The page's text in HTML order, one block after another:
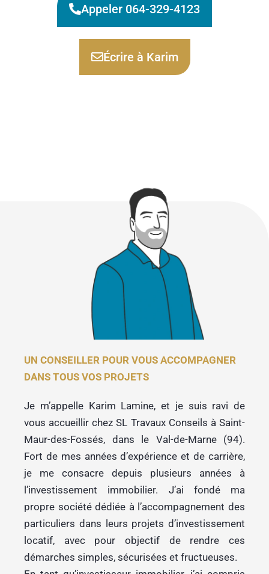
Appeler 064-329-4123
Écrire à Karim
UN CONSEILLER POUR VOUS ACCOMPAGNER
DANS TOUS VOS PROJETS
Je m’appelle Karim Lamine, et je suis ravi de
vous accueillir chez SL Travaux Conseils à Saint-
Maur-des-Fossés, dans le Val-de-Marne (94).
Fort de mes années d’expérience et de carrière,
je me consacre depuis plusieurs années à
l’investissement immobilier. J’ai fondé ma
propre société dédiée à l’accompagnement des
particuliers dans leurs projets d’investissement
locatif, avec pour objectif de rendre ces
démarches simples, sécurisées et fructueuses.